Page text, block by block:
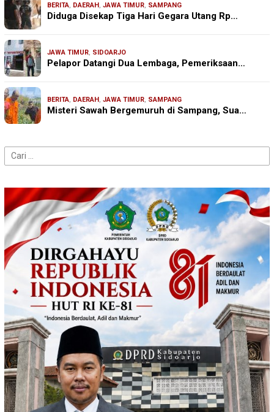
BERITA, DAERAH, JAWA TIMUR, SAMPANG
Diduga Disekap Tiga Hari Gegara Utang Rp…
JAWA TIMUR, SIDOARJO
Pelapor Datangi Dua Lembaga, Pemeriksaan…
BERITA, DAERAH, JAWA TIMUR, SAMPANG
Misteri Sawah Bergemuruh di Sampang, Sua…
Cari
untuk: